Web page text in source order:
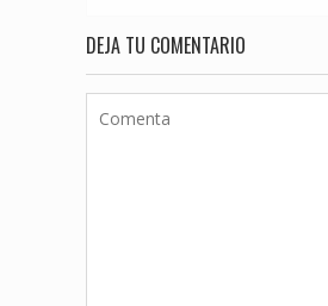
DEJA TU COMENTARIO